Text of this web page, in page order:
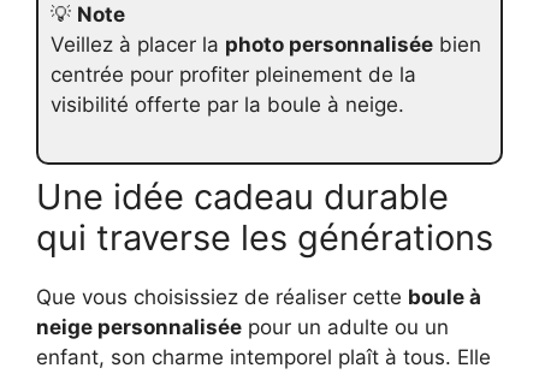
💡 Note
Veillez à placer la photo personnalisée bien
centrée pour profiter pleinement de la
visibilité offerte par la boule à neige.
Une idée cadeau durable
qui traverse les générations
Que vous choisissiez de réaliser cette boule à
neige personnalisée pour un adulte ou un
enfant, son charme intemporel plaît à tous. Elle